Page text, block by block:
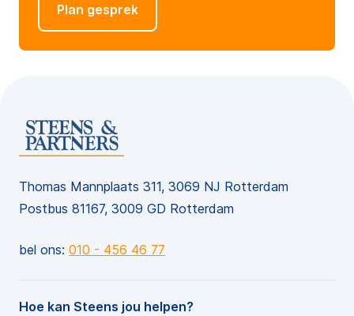
Plan gesprek
Thomas Mannplaats 311, 3069 NJ Rotterdam
Postbus 81167, 3009 GD Rotterdam
bel ons: 010 - 456 46 77
Hoe kan Steens jou helpen?